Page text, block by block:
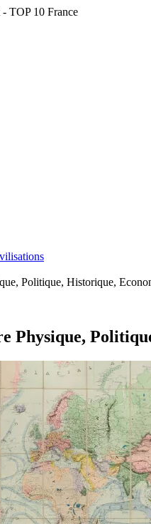
- TOP 10 France
Politique, Historique,
Physique,